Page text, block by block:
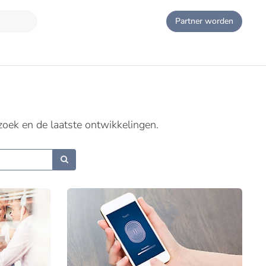
Partner worden
en de laatste ontwikkelingen.